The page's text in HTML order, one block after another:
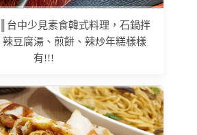
台中少見素食韓式料理，石鍋拌
豆腐湯、煎餅、辣炒年糕樣樣
有!!!